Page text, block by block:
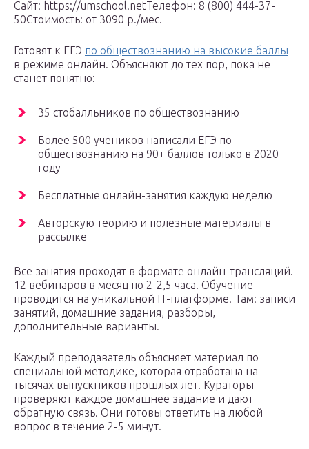
Сайт: https://umschool.netТелефон: 8 (800) 444-37-
50Стоимость: от 3090 р./мес.
Готовят к ЕГЭ по обществознанию на высокие баллы
в режиме онлайн. Объясняют до тех пор, пока не
станет понятно:
35 стобалльников по обществознанию
Более 500 учеников написали ЕГЭ по
обществознанию на 90+ баллов только в 2020
году
Бесплатные онлайн-занятия каждую неделю
Авторскую теорию и полезные материалы в
рассылке
Все занятия проходят в формате онлайн-трансляций.
12 вебинаров в месяц по 2-2,5 часа. Обучение
проводится на уникальной IT-платформе. Там: записи
занятий, домашние задания, разборы,
дополнительные варианты.
Каждый преподаватель объясняет материал по
специальной методике, которая отработана на
тысячах выпускников прошлых лет. Кураторы
проверяют каждое домашнее задание и дают
обратную связь. Они готовы ответить на любой
вопрос в течение 2-5 минут.